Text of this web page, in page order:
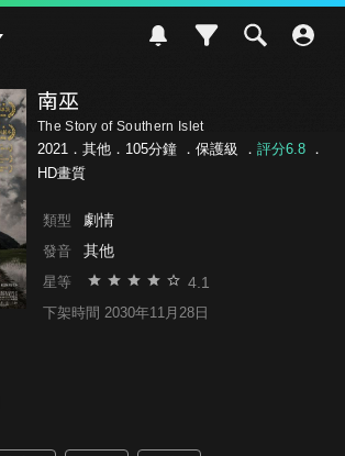
南巫
The Story of Southern Islet
2021．其他．105分鐘 ． 保護級 ． 評分6.8．
HD畫質
類型 劇情
發音 其他
星等 4.1
下架時間 2030年11月28日